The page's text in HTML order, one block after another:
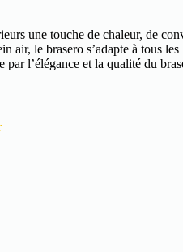
une touche de chaleur, de
air, le brasero s’adapte à tous
par l’élégance et la qualité du